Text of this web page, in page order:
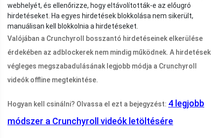
webhelyét, és ellenőrizze, hogy eltávolították-e az előugró
hirdetéseket. Ha egyes hirdetések blokkolása nem sikerült,
manuálisan kell blokkolnia a hirdetéseket.
Valójában a Crunchyroll bosszantó hirdetéseinek elkerülése
érdekében az adblockerek nem mindig működnek. A hirdetések
végleges megszabadulásának legjobb módja a Crunchyroll
videók offline megtekintése.
Hogyan kell csinálni? Olvassa el ezt a bejegyzést: 4 legjobb
módszer a Crunchyroll videók letöltésére